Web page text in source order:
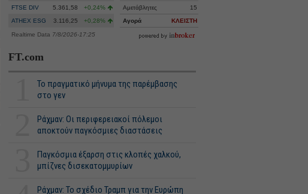
FTSE DIV
5.361,58
+0,24%
ATHEX ESG
3.116,25 +0,28%
Αμετάβλητες
15
Αγορά
ΚΛΕΙΣΤΗ
Realtime Data 7/8/2026-17:25
FT.com
Το πραγματικό μήνυμα της παρέμβασης
στο γεν
Ράχμαν: Οι περιφερειακοί πόλεμοι
αποκτούν παγκόσμιες διαστάσεις
Παγκόσμια έξαρση στις κλοπές χαλκού,
μπίζνες δισεκατομμυρίων
Ράχμαν: Το σχέδιο Τραμπ για την Ευρώπη